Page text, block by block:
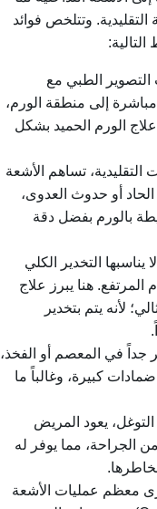
وتتلخص فوائد
الطبي مع
إلى منطقة الورم،
الورم الحميد بشكل
التقليدية، تساهم الأشعة
أو حدوث العدوى،
بالورم بفضل دقة
يناسبها التخدير الكلي
هنا يبرز علاج
لأنه يتم بتخدير
جداً في المعصم أو الفخذ،
كبيرة، وغالباً ما
يعود المريض
الجراحة، مما يوفر له
معظم عمليات الأشعة